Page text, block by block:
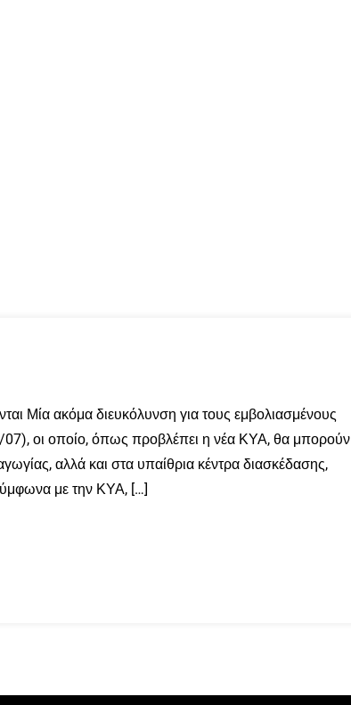
Μία ακόμα διευκόλυνση για τους εμβολιασμένους
οι οποίο, όπως προβλέπει η νέα ΚΥΑ, θα μπορούν
αλλά και στα υπαίθρια κέντρα διασκέδασης,
με την ΚΥΑ, […]